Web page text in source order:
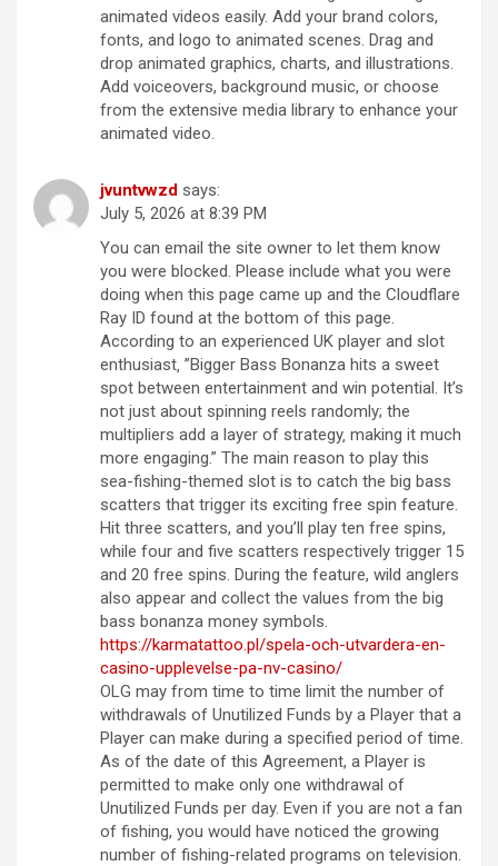
animated videos easily. Add your brand colors,
fonts, and logo to animated scenes. Drag and
drop animated graphics, charts, and illustrations.
Add voiceovers, background music, or choose
from the extensive media library to enhance your
animated video.
jvuntvwzd says:
July 5, 2026 at 8:39 PM
You can email the site owner to let them know
you were blocked. Please include what you were
doing when this page came up and the Cloudflare
Ray ID found at the bottom of this page.
According to an experienced UK player and slot
enthusiast‚ ”Bigger Bass Bonanza hits a sweet
spot between entertainment and win potential. It’s
not just about spinning reels randomly; the
multipliers add a layer of strategy‚ making it much
more engaging.” The main reason to play this
sea-fishing-themed slot is to catch the big bass
scatters that trigger its exciting free spin feature.
Hit three scatters, and you’ll play ten free spins,
while four and five scatters respectively trigger 15
and 20 free spins. During the feature, wild anglers
also appear and collect the values from the big
bass bonanza money symbols.
https://karmatattoo.pl/spela-och-utvardera-en-
casino-upplevelse-pa-nv-casino/
OLG may from time to time limit the number of
withdrawals of Unutilized Funds by a Player that a
Player can make during a specified period of time.
As of the date of this Agreement, a Player is
permitted to make only one withdrawal of
Unutilized Funds per day. Even if you are not a fan
of fishing, you would have noticed the growing
number of fishing-related programs on television.